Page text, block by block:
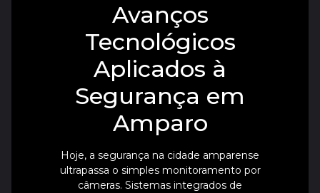
Avanços
Tecnológicos
Aplicados à
Segurança em
Amparo
Hoje, a segurança na cidade amparense
ultrapassa o simples monitoramento por
câmeras. Sistemas integrados de